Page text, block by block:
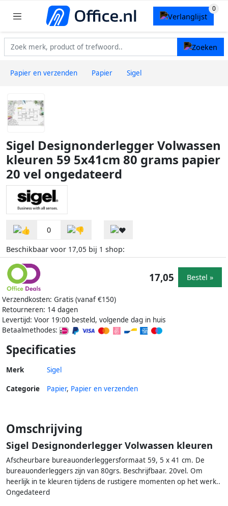
Papier en verzenden Papier Sigel
Sigel Designonderlegger Volwassen
kleuren 59 5x41cm 80 grams papier
20 vel ongedateerd
0
Beschikbaar voor 17,05 bij 1 shop:
Verzendkosten: Gratis (vanaf €150)
Retourneren: 14 dagen
Levertijd: Voor 19:00 besteld, volgende dag in huis
Betaalmethodes:
17,05 Bestel »
Specificaties
Merk Sigel
Categorie Papier, Papier en verzenden
Omschrijving
Sigel Designonderlegger Volwassen kleuren
Afscheurbare bureauonderleggersformaat 59, 5 x 41 cm. De
bureauonderleggers zijn van 80grs. Beschrijfbaar. 20vel. Om
heerlijk in te kleuren tijdens de rustigere momenten op het werk..
Ongedateerd